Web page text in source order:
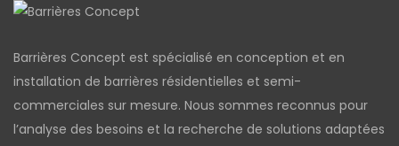
Barrières Concept est spécialisé en conception et en
installation de barrières résidentielles et semi-
commerciales sur mesure. Nous sommes reconnus pour
l’analyse des besoins et la recherche de solutions adaptées